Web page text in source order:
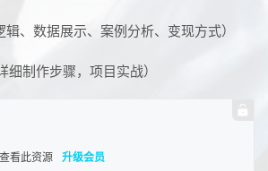
、数据展示、案例分析、变现方式）
制作步骤，项目实战）
看此资源 升级会员